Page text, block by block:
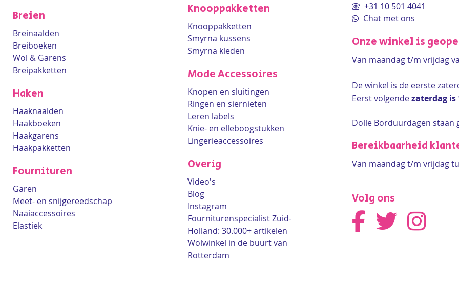
Breien
Breinaalden
Breiboeken
Wol & Garens
Breipakketten
Haken
Haaknaalden
Haakboeken
Haakgarens
Haakpakketten
Fournituren
Garen
Meet- en snijgereedschap
Naaiaccessoires
Elastiek
Knooppakketten
Knooppakketten
Smyrna kussens
Smyrna kleden
Mode Accessoires
Knopen en sluitingen
Ringen en siernieten
Leren labels
Knie- en elleboogstukken
Lingerieaccessoires
Overig
Video's
Blog
Instagram
Fourniturenspecialist Zuid-
Holland: 30.000+ artikelen
Wolwinkel in de buurt van
Rotterdam
+31 10 501 4041
Chat met ons
Onze winkel is
Van maandag t/m vrijdag
De winkel is de eerste
Eerst volgendezaterdag is
Dolle Borduurdagen staan
Bereikbaarheid
Van maandag t/m vrijdag
Volg ons